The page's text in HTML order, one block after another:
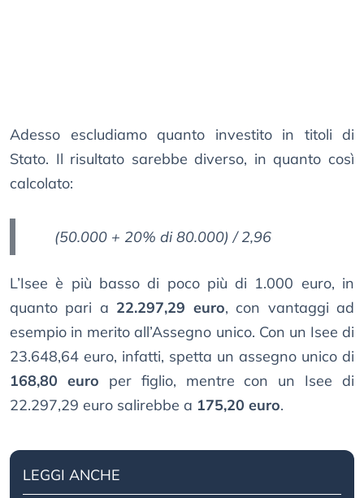
Adesso escludiamo quanto investito in titoli di
Stato. Il risultato sarebbe diverso, in quanto così
calcolato:
(50.000 + 20% di 80.000) / 2,96
L’Isee è più basso di poco più di 1.000 euro, in
quanto pari a 22.297,29 euro, con vantaggi ad
esempio in merito all’Assegno unico. Con un Isee di
23.648,64 euro, infatti, spetta un assegno unico di
168,80 euro per figlio, mentre con un Isee di
22.297,29 euro salirebbe a 175,20 euro.
LEGGI ANCHE